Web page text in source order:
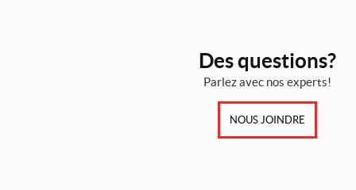
Des questions?
Parlez avec nos experts!
NOUS JOINDRE